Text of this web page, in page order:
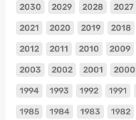
2030 2029 2028 2027
2021 2020 2019 2018
2012 2011 2010 2009
2003 2002 2001 2000
1994 1993 1992 1991
1985 1984 1983 1982